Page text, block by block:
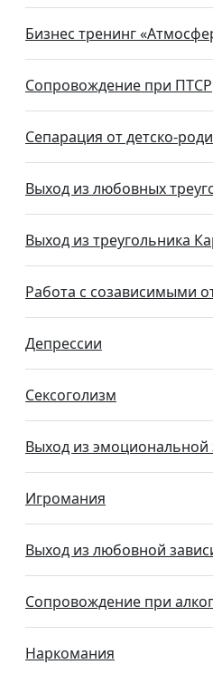
Бизнес тренинг
Сопровождение при ПТСР
Сепарация от детско-
Выход из любовных
Выход из треугольника
Работа с созависимыми
Депрессии
Сексоголизм
Выход из эмоциональной
Игромания
Выход из любовной
Сопровождение при
Наркомания